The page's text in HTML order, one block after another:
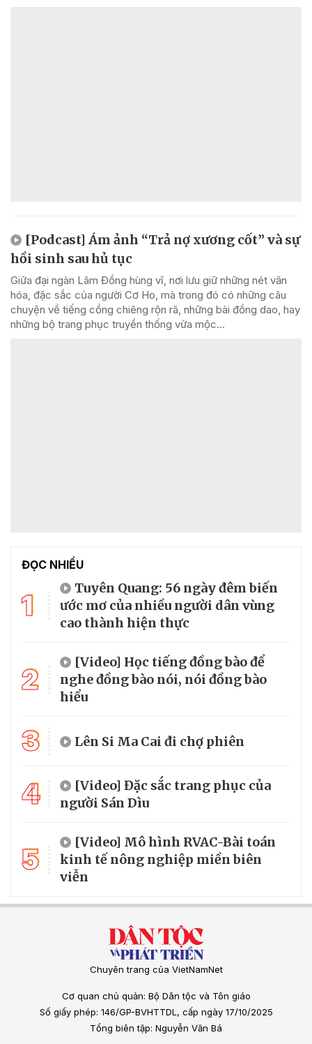
[Podcast] Ám ảnh “Trả nợ xương cốt” và sự
hồi sinh sau hủ tục
Giữa đại ngàn Lâm Đồng hùng vĩ, nơi lưu giữ những nét văn
hóa, đặc sắc của người Cơ Ho, mà trong đó có những câu
chuyện về tiếng cồng chiêng rộn rã, những bài đồng dao, hay
những bộ trang phục truyền thống vừa mộc...
ĐỌC NHIỀU
1
Tuyên Quang: 56 ngày đêm biến
ước mơ của nhiều người dân vùng
cao thành hiện thực
2
[Video] Học tiếng đồng bào để
nghe đồng bào nói, nói đồng bào
hiểu
3 Lên Si Ma Cai đi chợ phiên
4
[Video] Đặc sắc trang phục của
người Sán Dìu
5
[Video] Mô hình RVAC-Bài toán
kinh tế nông nghiệp miền biên
viễn
Chuyên trang của VietNamNet
Cơ quan chủ quản: Bộ Dân tộc và Tôn giáo
Số giấy phép: 146/GP-BVHTTDL, cấp ngày 17/10/2025
Tổng biên tập: Nguyễn Văn Bá